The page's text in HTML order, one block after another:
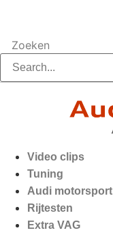
Zoeken
Video clips
Tuning
Audi motorsport
Rijtesten
Extra VAG